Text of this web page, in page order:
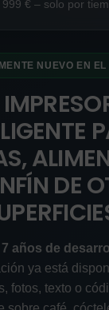
NUEVO EN
DE
7 años de
ya está
fotos, texto o
€ – solo por